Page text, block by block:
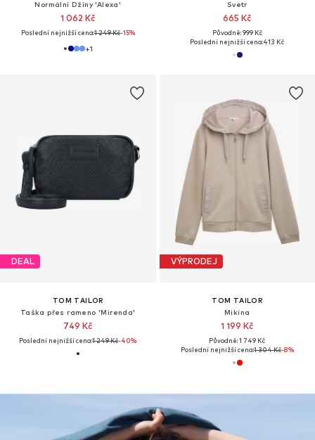
Normální Džíny 'Alexa'
1 062 Kč
Poslední nejnižší cena:1 249 Kč-15%
+1
Svetr
665 Kč
Původně: 999 Kč
Poslední nejnižší cena:413 Kč
DEAL
TOM TAILOR
Taška přes rameno 'Mirenda'
749 Kč
Poslední nejnižší cena:1 249 Kč-40%
VÝPRODEJ
TOM TAILOR
Mikina
1 199 Kč
Původně: 1 749 Kč
Poslední nejnižší cena:1 304 Kč-8%